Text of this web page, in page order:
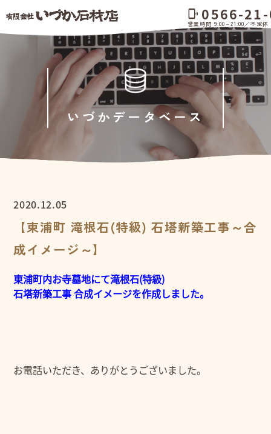
いづかデータベース
2020.12.05
【東浦町 滝根石(特級) 石塔新築工事～合
成イメージ～】
東浦町内お寺墓地にて滝根石(特級)
石塔新築工事 合成イメージを作成しました。
お電話いただき、ありがとうございました。
phonelink_ring 0566-
営業時間 9:00～21:00／不定休